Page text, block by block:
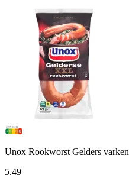
Unox Rookworst Gelders varken
5.49